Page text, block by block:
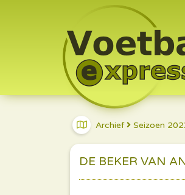
Archief Seizoen
DE BEKER VAN